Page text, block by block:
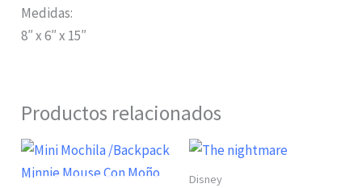
Medidas:
8″ x 6″ x 15″
Productos relacionados
Disney